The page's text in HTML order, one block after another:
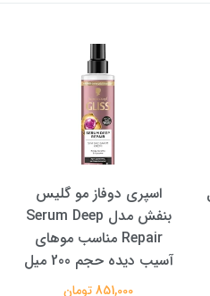
اسپری گلیس دو فاز مو مدل
aqua revive حجم 200
میلی لیتر
851,000 تومان